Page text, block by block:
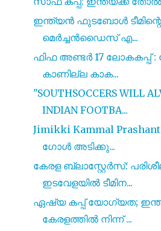
ഇന്ത്യൻ ഫുടബോൾ
മെർച്ചൻഡൈസ് എ...
ഫിഫ അണ്ടർ 17 ലോകകപ്പ് :
കാണില്ല കാക...
"SOUTHSOCCERS WILL
INDIAN FOOTBA...
Jimikki Kammal
ഗോൾ അടിക്കു...
കേരള ബ്ലാസ്റ്റേർസ്:
ഇടവേളയിൽ ടീമിന...
ഏഷ്യ കപ്പ് യോഗ്യത;
കേരളത്തിൽ നിന്ന് ...